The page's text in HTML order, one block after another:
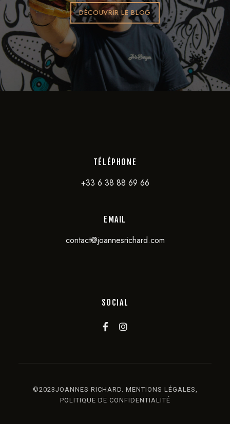
DÉCOUVRIR LE BLOG
TÉLÉPHONE
+33 6 38 88 69 66
EMAIL
contact@joannesrichard.com
SOCIAL
©2023JOANNES RICHARD. MENTIONS LÉGALES,
POLITIQUE DE CONFIDENTIALITÉ